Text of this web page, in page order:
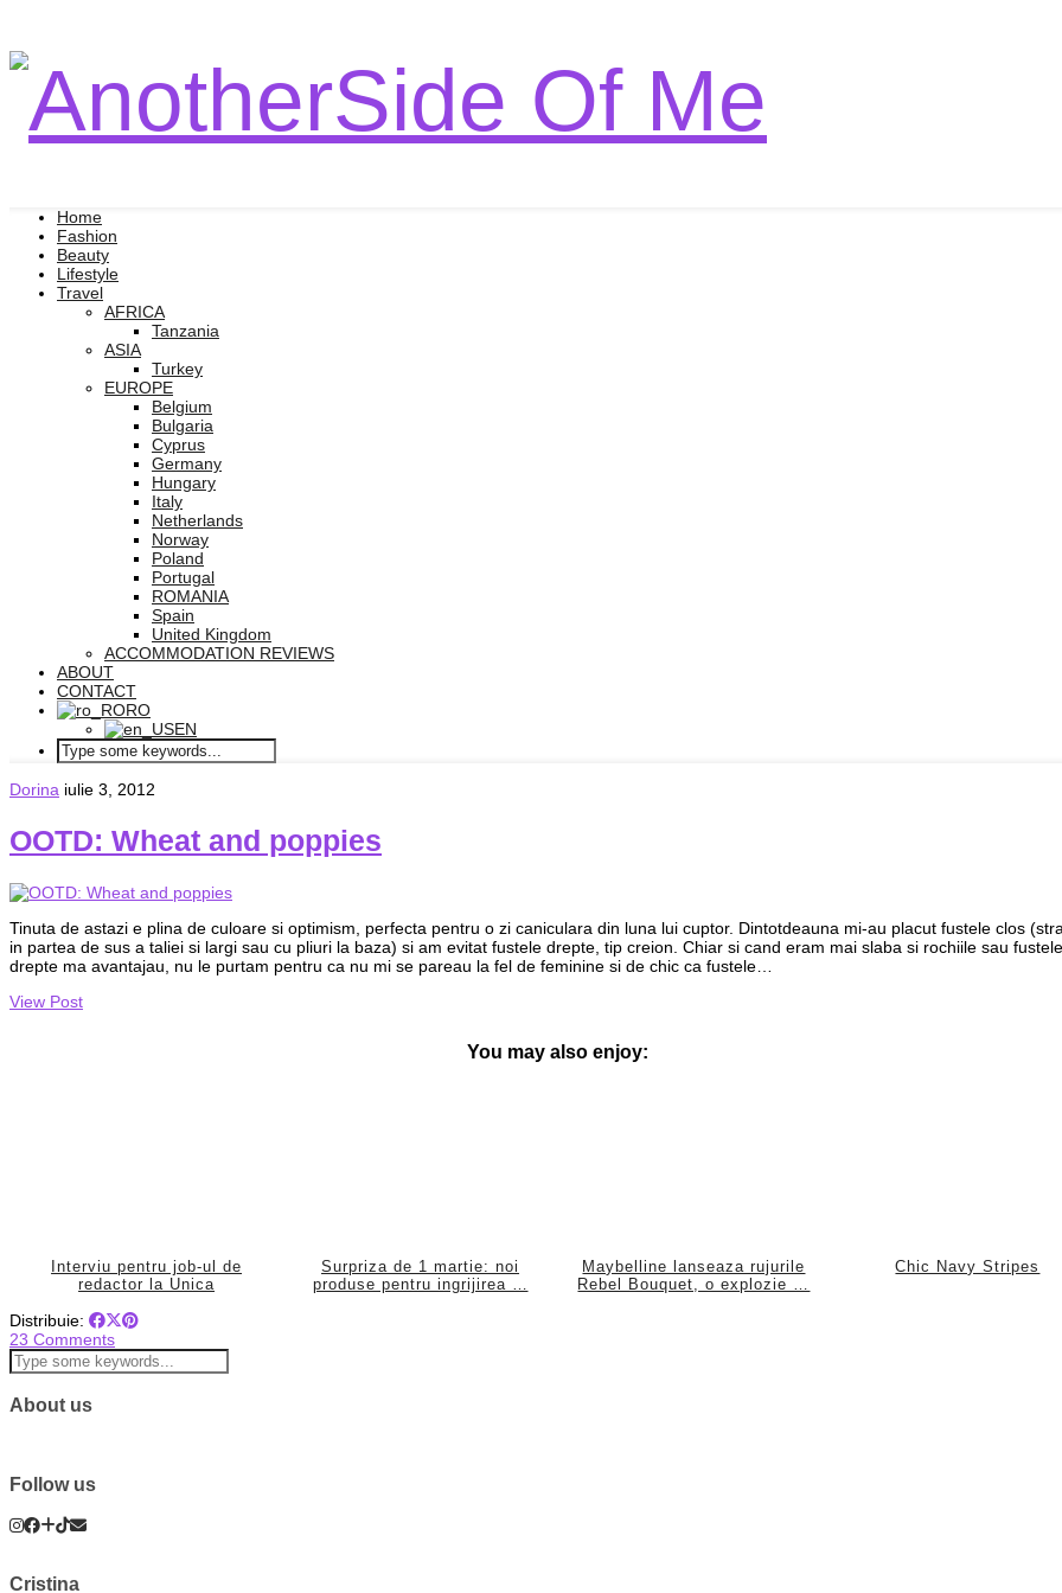
Home
Fashion
Beauty
Lifestyle
Travel
AFRICA
Tanzania
ASIA
Turkey
EUROPE
Belgium
Bulgaria
Cyprus
Germany
Hungary
Italy
Netherlands
Norway
Poland
Portugal
ROMANIA
Spain
United Kingdom
ACCOMMODATION REVIEWS
ABOUT
CONTACT
RO
EN
Dorina iulie 3, 2012
OOTD: Wheat and poppies
Tinuta de astazi e plina de culoare si optimism, perfecta pentru o zi caniculara din luna lui cuptor. Dintotdeauna mi-au placut fustele clos
in partea de sus a taliei si largi sau cu pliuri la baza) si am evitat fustele drepte, tip creion. Chiar si cand eram mai slaba si rochiile sau fustele
drepte ma avantajau, nu le purtam pentru ca nu mi se pareau la fel de feminine si de chic ca fustele…
View Post
You may also enjoy:
Interviu pentru job-ul de
redactor la Unica
Surpriza de 1 martie: noi
produse pentru ingrijirea …
Maybelline lanseaza rujurile
Rebel Bouquet, o explozie …
Chic Navy Stripes
Distribuie:
23 Comments
About us
Follow us
Cristina